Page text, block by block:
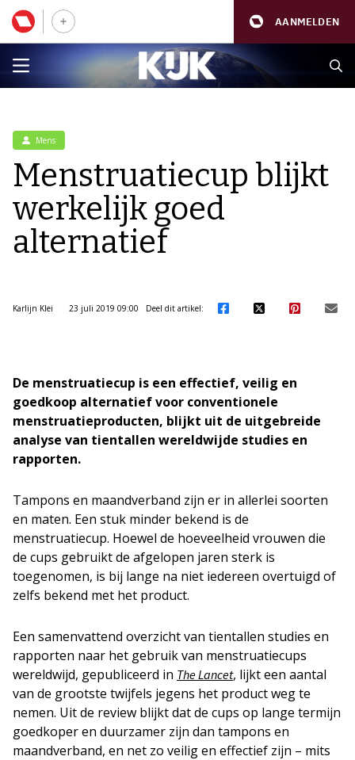
AANMELDEN
Mens
Menstruatiecup blijkt
werkelijk goed
alternatief
Karlijn Klei 23 juli 2019 09:00 Deel dit artikel:
De menstruatiecup is een effectief, veilig en
goedkoop alternatief voor conventionele
menstruatieproducten, blijkt uit de uitgebreide
analyse van tientallen wereldwijde studies en
rapporten.
Tampons en maandverband zijn er in allerlei soorten
en maten. Een stuk minder bekend is de
menstruatiecup. Hoewel de hoeveelheid vrouwen die
de cups gebruikt de afgelopen jaren sterk is
toegenomen, is bij lange na niet iedereen overtuigd of
zelfs bekend met het product.
Een samenvattend overzicht van tientallen studies en
rapporten naar het gebruik van menstruatiecups
wereldwijd, gepubliceerd in The Lancet, lijkt een aantal
van de grootste twijfels jegens het product weg te
nemen. Uit de review blijkt dat de cups op lange termijn
goedkoper en duurzamer zijn dan tampons en
maandverband, en net zo veilig en effectief zijn – mits